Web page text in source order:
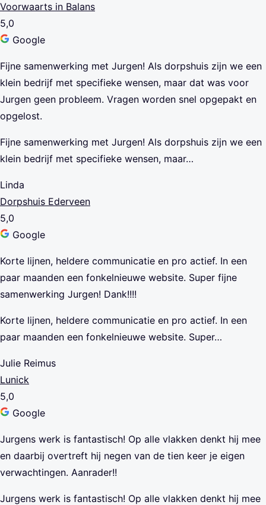
Voorwaarts in Balans
5,0
Google
Fijne samenwerking met Jurgen! Als dorpshuis zijn we een
klein bedrijf met specifieke wensen, maar dat was voor
Jurgen geen probleem. Vragen worden snel opgepakt en
opgelost.
Fijne samenwerking met Jurgen! Als dorpshuis zijn we een
klein bedrijf met specifieke wensen, maar…
Linda
Dorpshuis Ederveen
5,0
Google
Korte lijnen, heldere communicatie en pro actief. In een
paar maanden een fonkelnieuwe website. Super fijne
samenwerking Jurgen! Dank!!!!
Korte lijnen, heldere communicatie en pro actief. In een
paar maanden een fonkelnieuwe website. Super…
Julie Reimus
Lunick
5,0
Google
Jurgens werk is fantastisch! Op alle vlakken denkt hij mee
en daarbij overtreft hij negen van de tien keer je eigen
verwachtingen. Aanrader!!
Jurgens werk is fantastisch! Op alle vlakken denkt hij mee